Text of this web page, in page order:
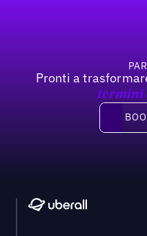
Pronti a
termini
Book a